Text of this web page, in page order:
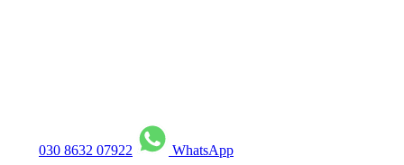
030 8632 07922 WhatsApp